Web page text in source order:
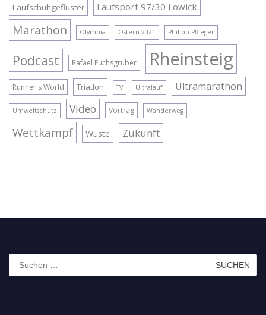
Laufschuhgeflüster Laufsport 97/30 Lowick
Marathon Olympia Ostern 2021 Philipp Pflieger
Podcast Rafael Fuchsgruber Rheinsteig
Runner's World Triatlon TV Ultralauf Ultramarathon
Umweltschutz Video Vortrag Wanderweg
Wettkampf Wüste Zukunft
Suchen
nach: